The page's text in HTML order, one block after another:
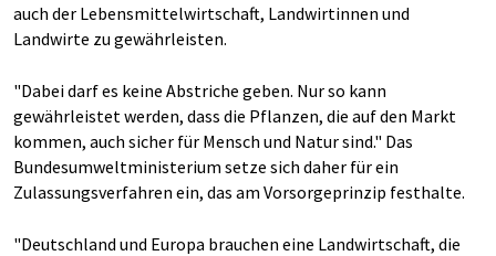
auch der Lebensmittelwirtschaft, Landwirtinnen und
Landwirte zu gewährleisten.
"Dabei darf es keine Abstriche geben. Nur so kann
gewährleistet werden, dass die Pflanzen, die auf den Markt
kommen, auch sicher für Mensch und Natur sind." Das
Bundesumweltministerium setze sich daher für ein
Zulassungsverfahren ein, das am Vorsorgeprinzip festhalte.
"Deutschland und Europa brauchen eine Landwirtschaft, die